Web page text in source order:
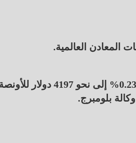
المعادن العالمية.